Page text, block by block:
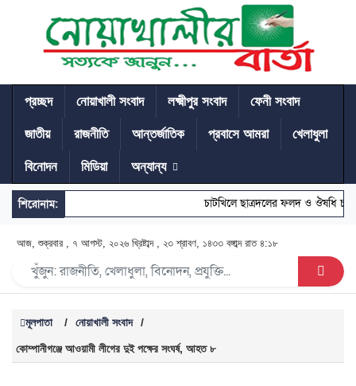
প্রচ্ছদ নোয়াখালী সংবাদ লক্ষ্মীপুর সংবাদ ফেনী সংবাদ
জাতীয় রাজনীতি আন্তর্জাতিক প্রবাসে আমরা খেলাধুলা
বিনোদন মিডিয়া অন্যান্য
শিরোনাম: চাটখিলে ছাত্রদলের ফলদ ও ঔষধি চারা
আজ, শুক্রবার , ৭ আগস্ট, ২০২৬ খ্রিষ্টাব্দ , ২৩ শ্রাবণ, ১৪৩৩ বঙ্গাব্দ রাত ৪:১৮
মূলপাতা / নোয়াখালী সংবাদ /
কোম্পানীগঞ্জে আওয়ামী লীগের দুই পক্ষের সংঘর্ষ, আহত ৮